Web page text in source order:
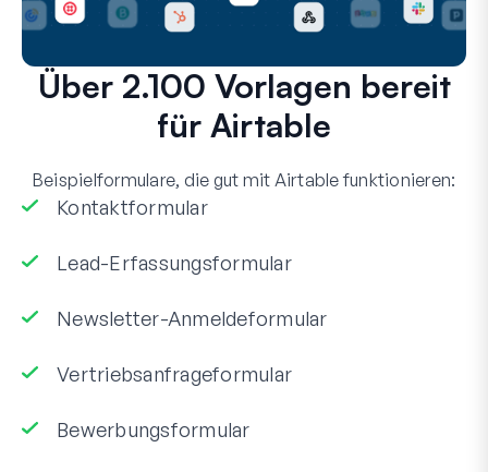
Über 2.100 Vorlagen bereit
für Airtable
Beispielformulare, die gut mit Airtable funktionieren:
Kontaktformular
Lead-Erfassungsformular
Newsletter-Anmeldeformular
Vertriebsanfrageformular
Bewerbungsformular